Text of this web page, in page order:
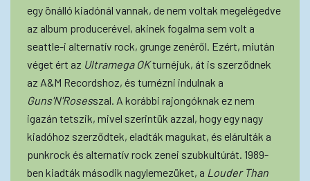
egy önálló kiadónál vannak, de nem voltak megelégedve
az album producerével, akinek fogalma sem volt a
seattle-i alternatív rock, grunge zenéről. Ezért, miután
véget ért az Ultramega OKturnéjuk, át is szerződnek
az A&M Recordshoz, és turnézni indulnak a
Guns'N'Rosesszal. A korábbi rajongóknak ez nem
igazán tetszik, mivel szerintük azzal, hogy egy nagy
kiadóhoz szerződtek, eladták magukat, és elárulták a
punkrock és alternatív rock zenei szubkultúrát. 1989-
ben kiadták második nagylemezüket, a Louder Than